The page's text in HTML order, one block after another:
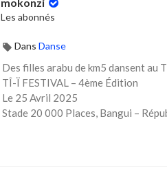
Les abonnés
Dans Danse
⁣Des filles arabu de km5 dansent au
⁣TÎ-Ï FESTIVAL – 4ème Édition
Le 25 Avril 2025
Stade 20 000 Places, Bangui –